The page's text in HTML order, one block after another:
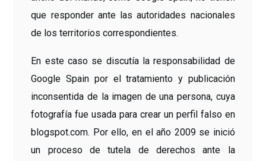
que responder ante las autoridades nacionales
de los territorios correspondientes.
En este caso se discutía la responsabilidad de
Google Spain por el tratamiento y publicación
inconsentida de la imagen de una persona, cuya
fotografía fue usada para crear un perfil falso en
blogspot.com. Por ello, en el año 2009 se inició
un proceso de tutela de derechos ante la